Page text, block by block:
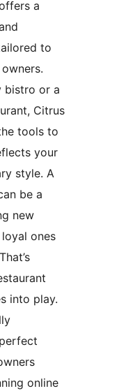
a
to
bistro or a
Citrus
tools to
your
style. A
be a
new
ones
into play.
online